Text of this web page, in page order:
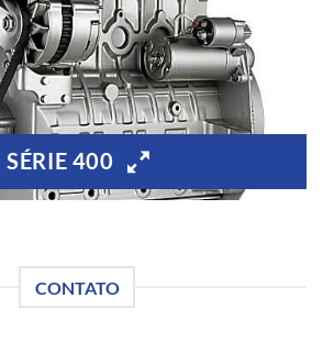
SÉRIE 400
CONTATO